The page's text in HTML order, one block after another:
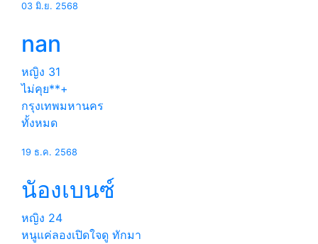
03 มิ.ย. 2568
nan
หญิง 31
ไม่คุย**+
กรุงเทพมหานคร
ทั้งหมด
19 ธ.ค. 2568
นัองเบนซ์
หญิง 24
หนูแค่ลองเปิดใจดู ทักมา